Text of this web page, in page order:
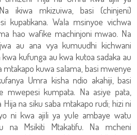
ikiwa mkizuiwa, basi (chinjeni)
kupatikana. Wala msinyoe vichwa
hao wafike machinjoni mwao. Na
au ana vya kumuudhi kichwani
kufunga au kwa kutoa sadaka au
mtakapo kuwa salama, basi mwenye
Umra kisha ndio akahiji, basi
mwepesi kumpata. Na asiye pata,
na siku saba mtakapo rudi; hizi ni
ni kwa ajili ya yule ambaye watu
na Msikiti Mtakatifu. Na mcheni